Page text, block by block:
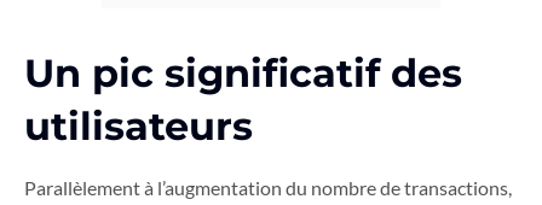
Un pic significatif des
utilisateurs
Parallèlement à l’augmentation du nombre de transactions,